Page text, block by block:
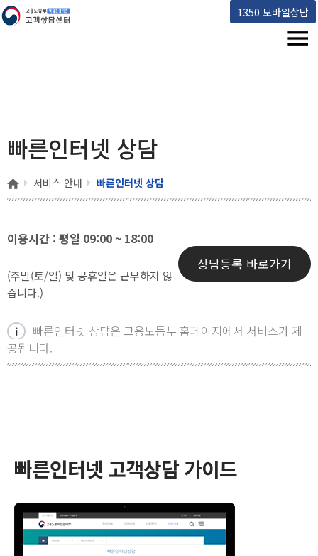
1350 모바일상담
고용노동부 책임운영기관 고객상담센터
메
빠른인터넷 상담
홈 서비스 안내 빠른인터넷 상담
이용시간 : 평일 09:00 ~ 18:00
(주말(토/일) 및 공휴일은 근무하지 않
습니다.)
상담등록 바로가기
빠른인터넷 상담은 고용노동부 홈페이지에서 서비스가 제
공됩니다.
빠른인터넷 고객상담 가이드